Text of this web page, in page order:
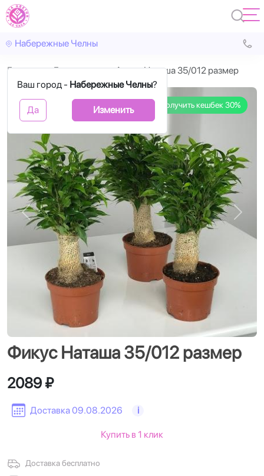
Набережные Челны
Ваш город - Набережные Челны?
Да Изменить
Главная Горшечные Фикус Наташа 35/012 размер
Получить кешбек 30%
Назад
Фикус Наташа 35/012 размер
Доставка 09.08.2026 i
2089 ₽
Доставка бесплатно
Купить в 1 клик